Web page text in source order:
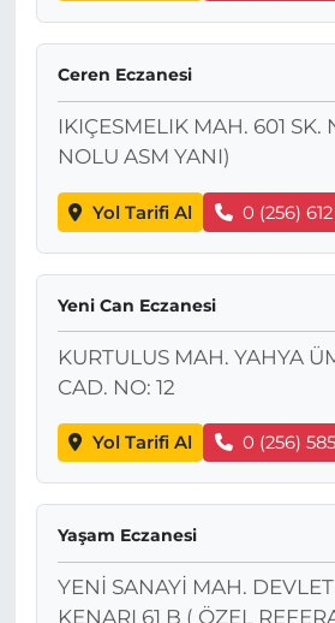
Ceren Eczanesi
IKIÇESMELIK MAH. 601 SK.
NOLU ASM YANI)
Yol Tarifi Al 0 (256) 612
Yeni Can Eczanesi
KURTULUS MAH. YAHYA
CAD. NO: 12
Yol Tarifi Al 0 (256)
Yaşam Eczanesi
YENİ SANAYİ MAH.
KENARI 61 B ( ÖZEL